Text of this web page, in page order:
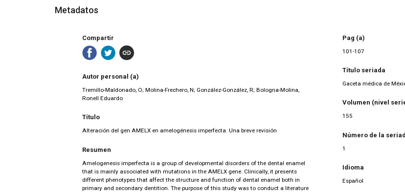
Metadatos
Compartir
Autor personal (a)
Tremillo-Maldonado, O; Molina-Frechero, N; González-González, R; Bologna-Molina,
Ronell Eduardo
Título
Alteración del gen AMELX en amelogénesis imperfecta. Una breve revisión
Resumen
Amelogenesis imperfecta is a group of developmental disorders of the dental enamel
that is mainly associated with mutations in the AMELX gene. Clinically, it presents
different phenotypes that affect the structure and function of dental enamel both in
primary and secondary dentition. The purpose of this study was to conduct a literature
Pag (a)
101-107
Título seriada
Gaceta médica de
Volumen (nivel
155
Número de la
1
Idioma
Español